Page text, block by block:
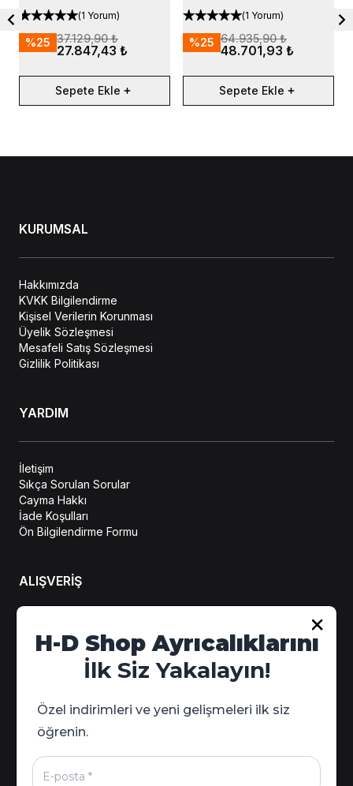
Out Liner - Black
(1 Yorum)
%25 37.129,90 ₺
27.847,43 ₺
Sepete Ekle
Jacket - Black
(1 Yorum)
%25 64.935,90 ₺
48.701,93 ₺
Sepete Ekle
KURUMSAL
Hakkımızda
KVKK Bilgilendirme
Kişisel Verilerin Korunması
Üyelik Sözleşmesi
Mesafeli Satış Sözleşmesi
Gizlilik Politikası
YARDIM
İletişim
Sıkça Sorulan Sorular
Cayma Hakkı
İade Koşulları
Ön Bilgilendirme Formu
ALIŞVERİŞ
Hesabım
Sipariş Takip
Kampanya Detayları
H-D Shop Ayrıcalıklarını
İlk Siz Yakalayın!
Özel indirimleri ve yeni gelişmeleri ilk siz
öğrenin.